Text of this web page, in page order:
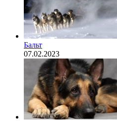
Бальт
07.02.2023